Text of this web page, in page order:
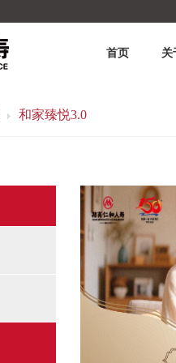
首页 关
和家臻悦3.0